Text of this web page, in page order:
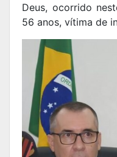
Deus, ocorrido
56 anos, vítima de